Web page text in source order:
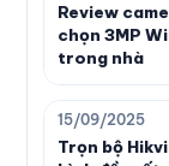
Review
chọn 3MP
trong nhà
15/09/2025
Trọn bộ